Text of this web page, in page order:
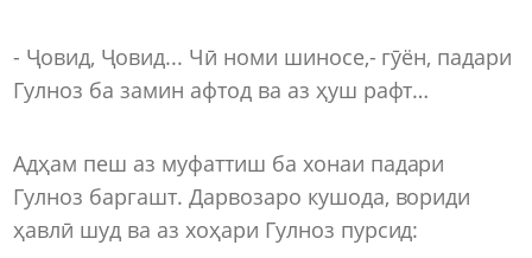
- Ҷовид, Ҷовид... Чӣ номи шиносе,- гӯён, падари
Гулноз ба замин афтод ва аз ҳуш рафт…
Адҳам пеш аз муфаттиш ба хонаи падари
Гулноз баргашт. Дарвозаро кушода, вориди
ҳавлӣ шуд ва аз хоҳари Гулноз пурсид: